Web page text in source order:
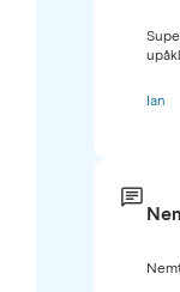
Ian